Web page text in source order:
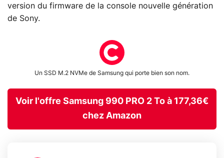
version du firmware de la console nouvelle génération
de Sony.
Un SSD M.2 NVMe de Samsung qui porte bien son nom.
Voir l'offre Samsung 990 PRO 2 To à 177,36€
chez Amazon